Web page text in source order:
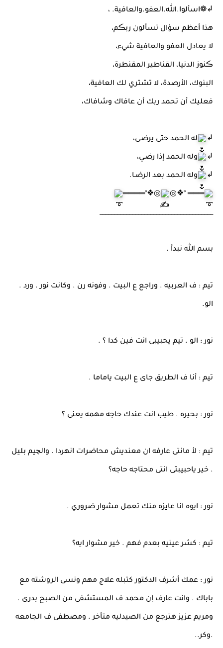
↲❁‏اسألوا.الله.العفو.والعافية. ،
هذا أعظم سؤال تسألون ربڪم،
لا يعادل العفو والعافية شيء،
ڪنوز الدنيا، القناطير المقنطرة،
البنوك، الأرصدة، لا تشتري لك العافية،
فعليك أن تحمد ربك أن عافاك وشافاك،
↲ له الحمد حتى يرضـى،
↲ وله الحمد إذا رضـي،
↲ وله الحمد بعد الرضـا.
═══ °❖◎
◎❖°════
______________________________________
بسم الله نبدأ .
تيم : ف العربيه . وراجع ع البيت . وفونه رن . وكانت نور . ورد .
الو.
نور : الو . تيم يحبيبى انت فين كدا ؟ .
تيم : أنا ف الطريق جاى ع البيت ياماما .
نور : بحيره . طيب انت عندك حاجه مهمه يعنى ؟
تيم : لأ مانتى عارفه ان معنديش محاضرات انهردا . والچيم بليل
. خير ياحبيبتى انتى محتاجه حاجه؟
نور : ايوه انا عايزه منك تعمل مشوار ضروري .
تيم : كشر عينيه بعدم فهم . خير مشوار ايه؟
نور : عمك أشرف الدكتور كتبله علاج مهم ونسى الروشته مع
باباك . وانت عارف إن محمد ف المستشفى من الصبح بدرى .
ومريم عزيز هترجع من الصيدليه متأخر . ومصطفى ف الجامعه
.وكر..